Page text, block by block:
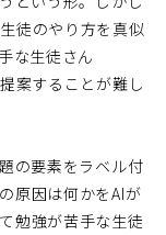
徒のやり方を真似
な生徒さん
案することが難し
の要素をラベル付
原因は何かをAIが
勉強が苦手な生徒